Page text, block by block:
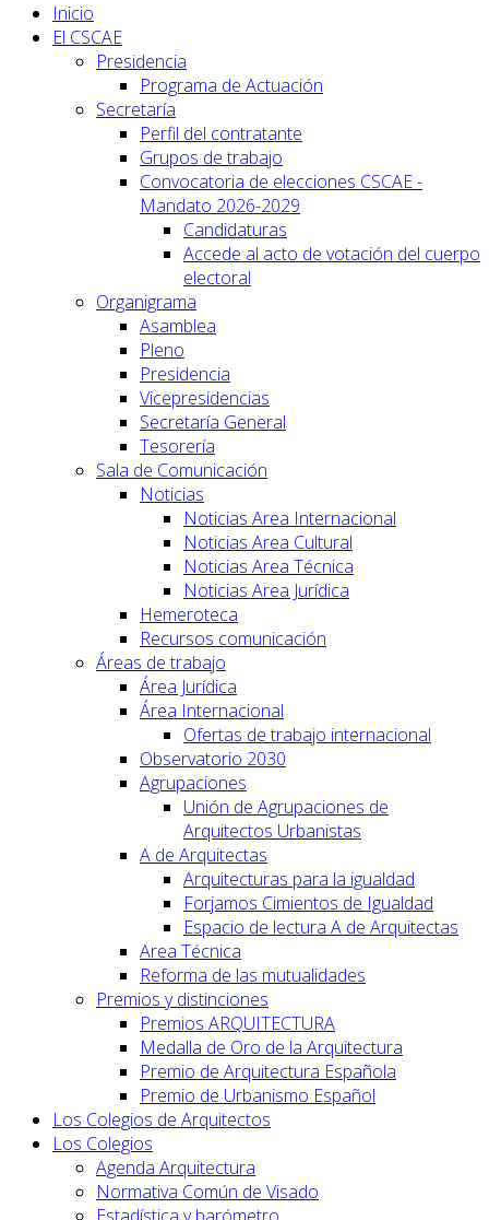
Inicio
El CSCAE
Presidencia
Programa de Actuación
Secretaría
Perfil del contratante
Grupos de trabajo
Convocatoria de elecciones CSCAE -
Mandato 2026-2029
Candidaturas
Accede al acto de votación del cuerpo
electoral
Organigrama
Asamblea
Pleno
Presidencia
Vicepresidencias
Secretaría General
Tesorería
Sala de Comunicación
Noticias
Noticias Area Internacional
Noticias Area Cultural
Noticias Area Técnica
Noticias Area Jurídica
Hemeroteca
Recursos comunicación
Áreas de trabajo
Área Jurídica
Área Internacional
Ofertas de trabajo internacional
Observatorio 2030
Agrupaciones
Unión de Agrupaciones de
Arquitectos Urbanistas
A de Arquitectas
Arquitecturas para la igualdad
Forjamos Cimientos de Igualdad
Espacio de lectura A de Arquitectas
Area Técnica
Reforma de las mutualidades
Premios y distinciones
Premios ARQUITECTURA
Medalla de Oro de la Arquitectura
Premio de Arquitectura Española
Premio de Urbanismo Español
Los Colegios de Arquitectos
Los Colegios
Agenda Arquitectura
Normativa Común de Visado